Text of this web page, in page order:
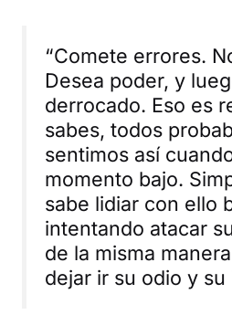
“Comete errores.
Desea poder, y
derrocado. Eso es
sabes, todos
sentimos así
momento bajo.
sabe lidiar con ello
intentando atacar
de la misma
dejar ir su odio y su